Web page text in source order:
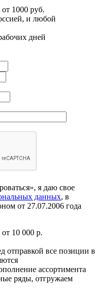
1000 руб.
и любой
дней
я даю свое
данных, в
от 27.07.2006 года
10 000 р.
отправкой все позиции в
ассортимента
ряды, отгружаем